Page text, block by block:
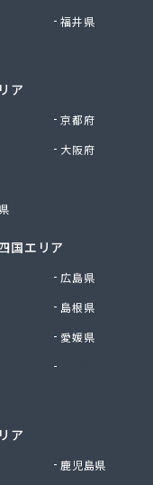
同組合
宮営業所
営業所
宮サービスセン
福井県
ア
京都府
大阪府
国エリア
広島県
島根県
愛媛県
ア
鹿児島県